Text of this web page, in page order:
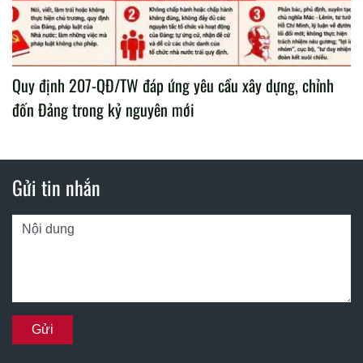
Quy định 207-QĐ/TW đáp ứng yêu cầu xây dựng, chỉnh
đốn Đảng trong kỷ nguyên mới
Gửi tin nhắn